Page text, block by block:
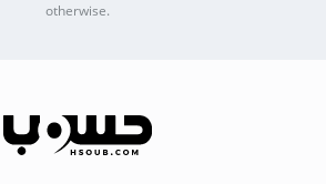
otherwise.